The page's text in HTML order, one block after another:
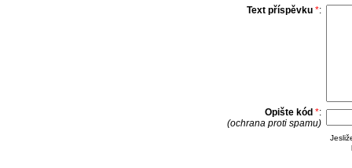
Text příspěvku *:
Opište kód *:
(ochrana proti spamu)